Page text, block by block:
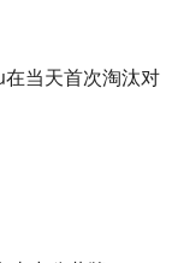
当天首次淘汰对